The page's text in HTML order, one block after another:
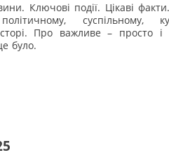
Ключові події. Цікаві
суспільному,
Про важливе – просто і
було.